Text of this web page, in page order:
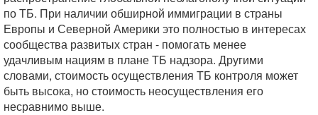
по ТБ. При наличии обширной иммиграции в страны
Европы и Северной Америки это полностью в интересах
сообщества развитых стран - помогать менее
удачливым нациям в плане ТБ надзора. Другими
словами, стоимость осуществления ТБ контроля может
быть высока, но стоимость неосуществления его
несравнимо выше.